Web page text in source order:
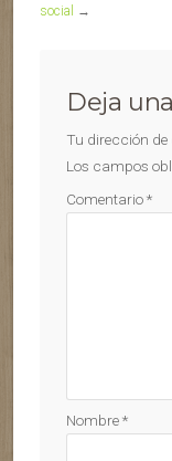
social
→
Deja
Tu dirección de
Los campos
Comentario*
Nombre*